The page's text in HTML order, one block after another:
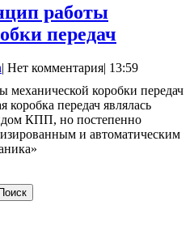
работы
передач
принцип
работы
коробки
vsc4x4_admin
Нет комментария 13:59
коробка передач являлась
КПП, но постепенно
и автоматическим